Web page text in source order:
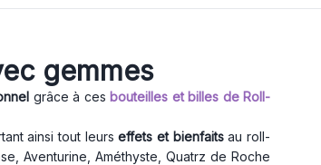
gemmes
grâce à ces bouteilles et billes de Roll-
ainsi tout leurseffets et bienfaitsau roll-
Aventurine, Améthyste, Quatrz de Roche